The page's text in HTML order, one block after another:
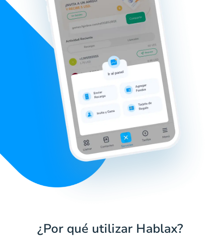
¿Por qué utilizar Hablax?